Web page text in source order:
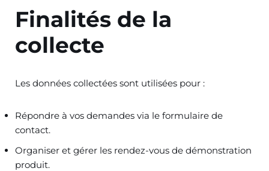
Finalités de la
collecte
Les données collectées sont utilisées pour :
Répondre à vos demandes via le formulaire de
contact.
Organiser et gérer les rendez-vous de démonstration
produit.